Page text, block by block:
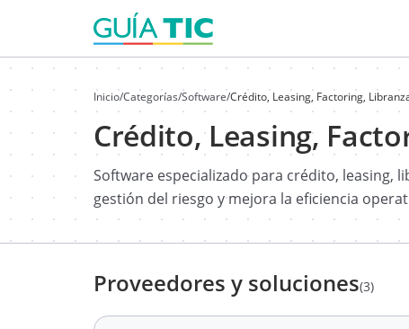
Inicio/Categorías/Software/Crédito, Leasing, Factoring,
Crédito, Leasing,
Software especializado para crédito, leasing,
gestión del riesgo y mejora la eficiencia
Proveedores y soluciones(3)